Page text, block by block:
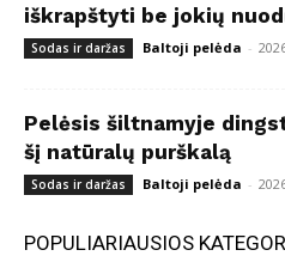
iškrapštyti be jokių
Sodas ir daržas Baltoji pelėda -
Pelėsis šiltnamyje
šį natūralų purškalą
Sodas ir daržas Baltoji pelėda -
POPULIARIAUSIOS